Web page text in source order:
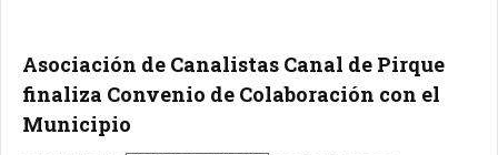
Asociación de Canalistas Canal de Pirque
finaliza Convenio de Colaboración con el
Municipio